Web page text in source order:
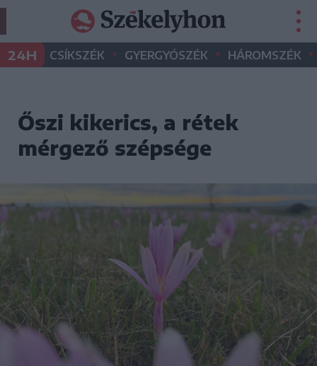
24H CSÍKSZÉK • GYERGYÓSZÉK • HÁROMSZÉK •
Őszi kikerics, a rétek
mérgező szépsége